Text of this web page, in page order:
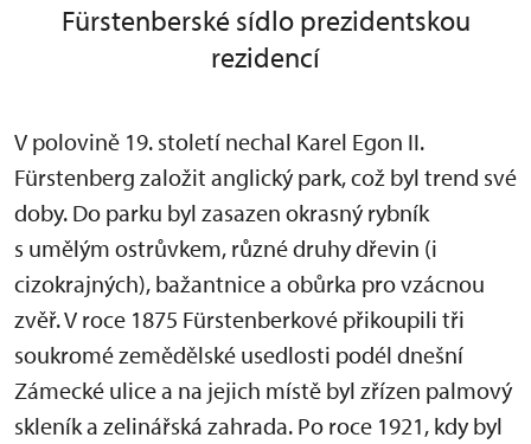
Fürstenberské sídlo prezidentskou
rezidencí
V polovině 19. století nechal Karel Egon II.
Fürstenberg založit anglický park, což byl trend své
doby. Do parku byl zasazen okrasný rybník
s umělým ostrůvkem, různé druhy dřevin (i
cizokrajných), bažantnice a obůrka pro vzácnou
zvěř. V roce 1875 Fürstenberkové přikoupili tři
soukromé zemědělské usedlosti podél dnešní
Zámecké ulice a na jejich místě byl zřízen palmový
skleník a zelinářská zahrada. Po roce 1921, kdy byl